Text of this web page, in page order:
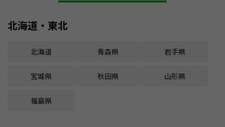
北海道・東北
北海道 青森県 岩手県
宮城県 秋田県 山形県
福島県